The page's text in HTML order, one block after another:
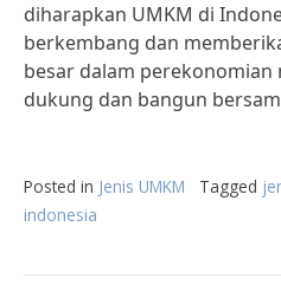
diharapkan UMKM di
berkembang dan
besar dalam perekonomian
dukung dan bangun
Posted in Jenis UMKM Tagged
indonesia